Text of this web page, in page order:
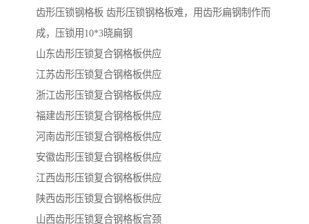
齿形压锁钢格板 齿形压锁钢格板难，用齿形扁钢制作而
成，压锁用10*3晓扁钢
山东齿形压锁复合钢格板供应
江苏齿形压锁复合钢格板供应
浙江齿形压锁复合钢格板供应
福建齿形压锁复合钢格板供应
河南齿形压锁复合钢格板供应
安徽齿形压锁复合钢格板供应
江西齿形压锁复合钢格板供应
陕西齿形压锁复合钢格板供应
山西齿形压锁复合钢格板宫颈